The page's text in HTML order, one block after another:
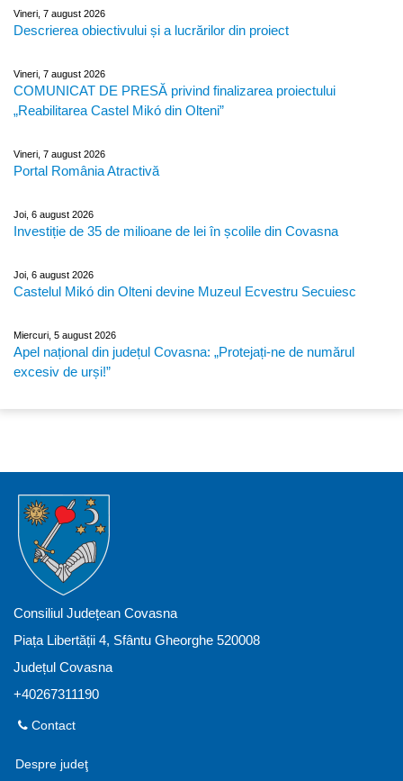
Vineri, 7 august 2026
Descrierea obiectivului și a lucrărilor din proiect
Vineri, 7 august 2026
COMUNICAT DE PRESĂ privind finalizarea proiectului
„Reabilitarea Castel Mikó din Olteni”
Vineri, 7 august 2026
Portal România Atractivă
Joi, 6 august 2026
Investiție de 35 de milioane de lei în școlile din Covasna
Joi, 6 august 2026
Castelul Mikó din Olteni devine Muzeul Ecvestru Secuiesc
Miercuri, 5 august 2026
Apel național din județul Covasna: „Protejați-ne de numărul
excesiv de urși!”
Consiliul Județean Covasna
Piața Libertății 4, Sfântu Gheorghe 520008
Județul Covasna
+40267311190
Contact
Despre judeţ